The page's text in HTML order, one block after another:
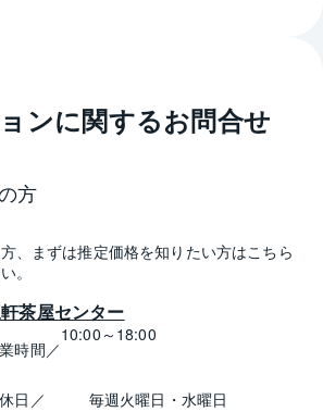
ンに関するお問合せ
方
、まずは推定価格を知りたい方はこちら
。
茶屋センター
時間／
10:00～18:00
日／
毎週火曜日・水曜日